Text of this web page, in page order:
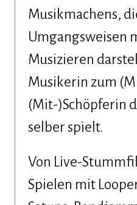
Musikmachens,
Umgangsweisen
Musizieren
Musikerin zum
(Mit-)Schöpferin
selber spielt.
Von Live-
Spielen mit